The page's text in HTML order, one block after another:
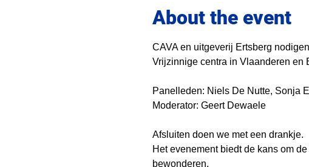
About the event
CAVA en uitgeverij Ertsberg
Vrijzinnige centra in Vlaanderen en
Panelleden: Niels De Nutte, Sonja
Moderator: Geert Dewaele
Afsluiten doen we met een drankje.
Het evenement biedt de kans om
bewonderen.